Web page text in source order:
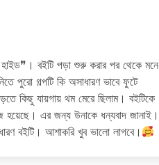
হাইড❞। বইটি পড়া শুরু করার পর থেকে মনে
পুরো গল্পটি কি অসাধারণ ভাবে ফুটে
কিছু যায়গায় থম মেরে ছিলাম। বইটিকে
এর জন্য উনাকে ধন্যবাদ জানাই।
বইটি। আশাকরি খুব ভালো লাগবে।